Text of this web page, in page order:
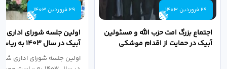
29 فروردین 1403
اجتماع بزرگ امت حزب الله و مسئولین
آبیک در حمایت از اقدام موشکی
29 فروردین 1403
اولین جلسه شورای اداری
آبیک در سال
اله مددخانی...
اولین جلسه شورای اداری